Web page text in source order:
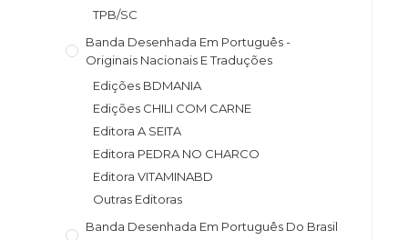
TPB/SC
Banda Desenhada Em Português -
Originais Nacionais E Traduções
Edições BDMANIA
Edições CHILI COM CARNE
Editora A SEITA
Editora PEDRA NO CHARCO
Editora VITAMINABD
Outras Editoras
Banda Desenhada Em Português Do Brasil